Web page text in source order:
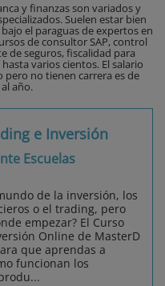
y finanzas son variados y
Suelen estar bien
el paraguas de expertos en
de consultor SAP, control
de seguros, fiscalidad para
varios cientos. El salario
no tienen carrera es de
año.
e Inversión
Escuelas
de la inversión, los
o el trading, pero
empezar? El Curso
Online de MasterD
que aprendas a
funcionan los